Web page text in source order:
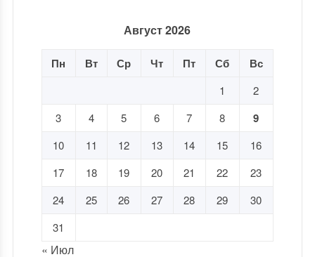
Август 2026
Пн Вт Ср Чт Пт Сб Вс
1
2
3
4 5 6 7 8 9
10 11 12 13 14 15
16
17
18 19 20 21 22
23
24
25 26 27 28 29
30
31
« Июл